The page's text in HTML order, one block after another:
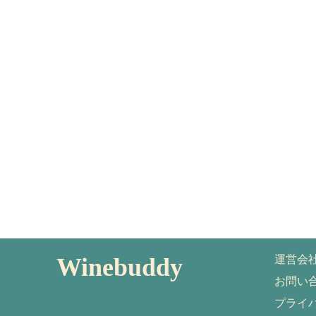
Winebuddy
運営会
お問い
プライ